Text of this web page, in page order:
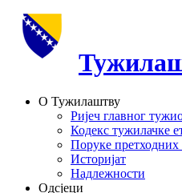
О Тужилаштву
Ријеч главног
Кодекс тужилачке
Поруке
Историјат
Надлежности
Одсјеци